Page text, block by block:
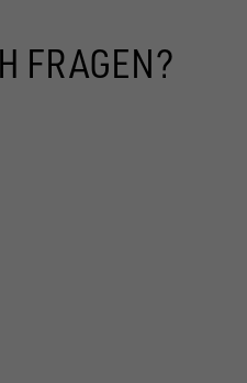
FRAGEN?